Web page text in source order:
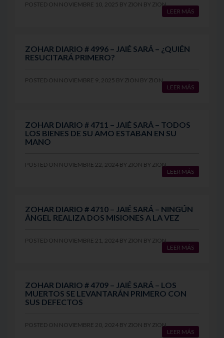
POSTED ON NOVIEMBRE 10, 2025 BY ZION BY ZION
LEER MÁS
ZOHAR DIARIO # 4996 – JAIÉ SARÁ – ¿QUIÉN
RESUCITARÁ PRIMERO?
POSTED ON NOVIEMBRE 9, 2025 BY ZION BY ZION
LEER MÁS
ZOHAR DIARIO # 4711 – JAIÉ SARÁ – TODOS
LOS BIENES DE SU AMO ESTABAN EN SU
MANO
POSTED ON NOVIEMBRE 22, 2024 BY ZION BY ZION
LEER MÁS
ZOHAR DIARIO # 4710 – JAIÉ SARÁ – NINGÚN
ÁNGEL REALIZA DOS MISIONES A LA VEZ
POSTED ON NOVIEMBRE 21, 2024 BY ZION BY ZION
LEER MÁS
ZOHAR DIARIO # 4709 – JAIÉ SARÁ – LOS
MUERTOS SE LEVANTARÁN PRIMERO CON
SUS DEFECTOS
POSTED ON NOVIEMBRE 20, 2024 BY ZION BY ZION
LEER MÁS